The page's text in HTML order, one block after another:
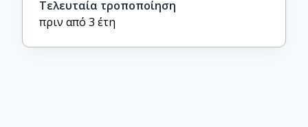
Τελευταία τροποποίηση
πριν από 3 έτη